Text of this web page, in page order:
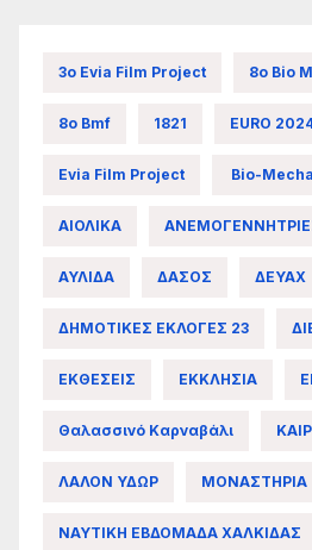
3ο Evia Film Project 8ο Bio
8ο Bmf 1821 EURO
Evia Film Project Bio-
ΑΙΟΛΙΚΑ
ΑΥΛΙΔΑ ΔΑΣΟΣ ΔΕΥΑΧ
ΔΗΜΟΤΙΚΕΣ ΕΚΛΟΓΕΣ 23
ΕΚΘΕΣΕΙΣ ΕΚΚΛΗΣΙΑ
Θαλασσινό Καρναβάλι
ΛΑΛΟΝ ΥΔΩΡ ΜΟΝΑΣΤΗΡΙΑ
ΝΑΥΤΙΚΗ ΕΒΔΟΜΑΔΑ ΧΑΛΚΙΔΑΣ